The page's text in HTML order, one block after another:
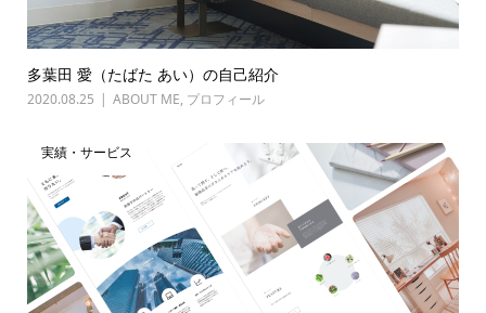
多葉田 愛（たばた あい）の自己紹介
2020.08.25 ABOUT ME, プロフィール
実績・サービス